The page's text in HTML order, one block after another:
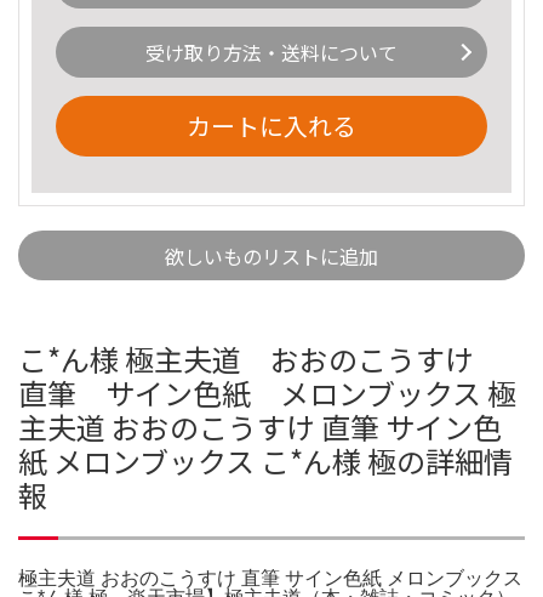
受け取り方法・送料について
カートに入れる
欲しいものリストに追加
こ*ん様 極主夫道 おおのこうすけ
直筆 サイン色紙 メロンブックス 極
主夫道 おおのこうすけ 直筆 サイン色
紙 メロンブックス こ*ん様 極の詳細情
報
極主夫道 おおのこうすけ 直筆 サイン色紙 メロンブックス